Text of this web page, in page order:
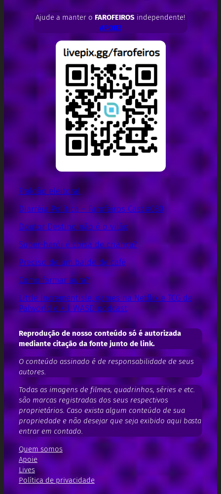
Ajude a manter o FAROFEIROSindependente!
APOIE!
Fraldão eleitoral
Diarréia Política – Farofeiros Cast #080
Doutor Destino não é o vilão
Super-herói é coisa de criança?
Preciso de um balde de café
Como farmar aura?
Little Incrementisle, games na Netflix e TCG de
Palworld e + | WASD podcast
Reprodução de nosso conteúdo só é autorizada
mediante citação da fonte junto de link.
O conteúdo assinado é de responsabilidade de seus
autores.
Todas as imagens de filmes, quadrinhos, séries e etc.
são marcas registradas dos seus respectivos
proprietários. Caso exista algum conteúdo de sua
propriedade e não desejar que seja exibido aqui basta
entrar em contado.
Quem somos
Apoie
Lives
Política de privacidade